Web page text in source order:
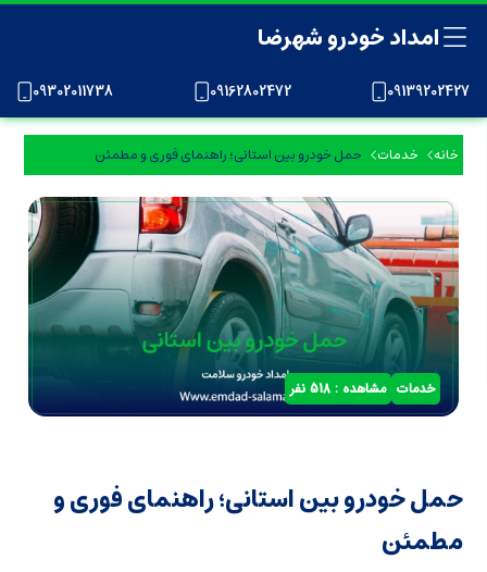
امداد خودرو شهرضا
09139202427
09162802472
09302011738
خانه خدمات حمل خودرو بین استانی؛ راهنمای فوری و مطمئن
خدمات مشاهده : 518 نفر
حمل خودرو بین استانی؛ راهنمای فوری و
مطمئن